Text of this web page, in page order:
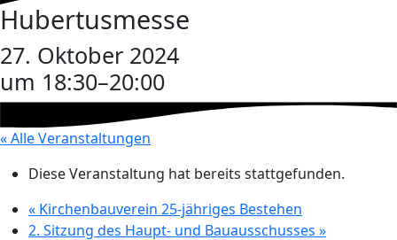
Hubertusmesse
27. Oktober 2024
um 18:30–20:00
« Alle Veranstaltungen
Diese Veranstaltung hat bereits stattgefunden.
« Kirchenbauverein 25-jähriges Bestehen
2. Sitzung des Haupt- und Bauausschusses »